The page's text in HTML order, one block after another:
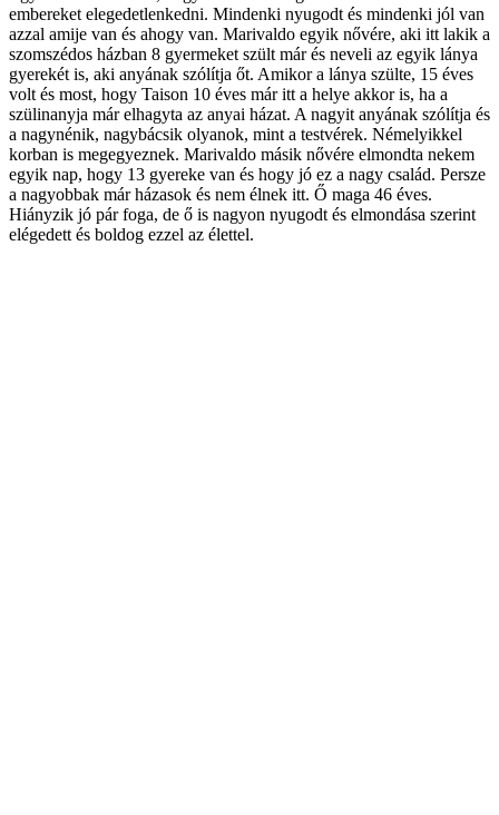
embereket elegedetlenkedni. Mindenki nyugodt és mindenki jól van
azzal amije van és ahogy van. Marivaldo egyik nővére, aki itt lakik a
szomszédos házban 8 gyermeket szült már és neveli az egyik lánya
gyerekét is, aki anyának szólítja őt. Amikor a lánya szülte, 15 éves
volt és most, hogy Taison 10 éves már itt a helye akkor is, ha a
szülinanyja már elhagyta az anyai házat. A nagyit anyának szólítja és
a nagynénik, nagybácsik olyanok, mint a testvérek. Némelyikkel
korban is megegyeznek. Marivaldo másik nővére elmondta nekem
egyik nap, hogy 13 gyereke van és hogy jó ez a nagy család. Persze
a nagyobbak már házasok és nem élnek itt. Ő maga 46 éves.
Hiányzik jó pár foga, de ő is nagyon nyugodt és elmondása szerint
elégedett és boldog ezzel az élettel.